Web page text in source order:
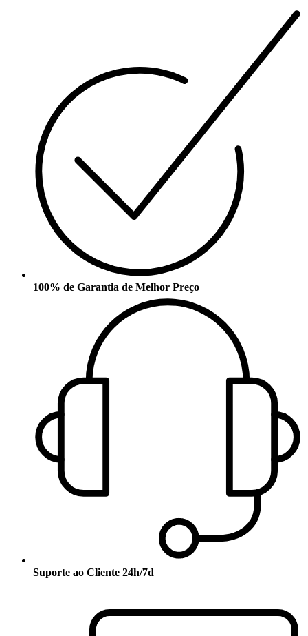
100% de Garantia de Melhor Preço
Suporte ao Cliente 24h/7d